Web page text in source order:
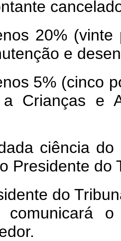
20%
e
5% (cinco
Crianças e
ciência
Presidente do
do
comunicará